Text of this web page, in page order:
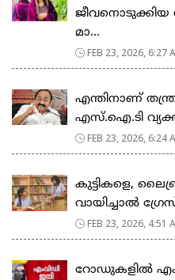
മാ...
FEB 23, 2026, 6:27
എന്തിനാണ്
എസ്.ഐ.ടി
FEB 23, 2026, 6:24
കുട്ടികളെ,
വായിച്ചാല്‍
FEB 23, 2026, 4:51
റോഡുകളില്‍